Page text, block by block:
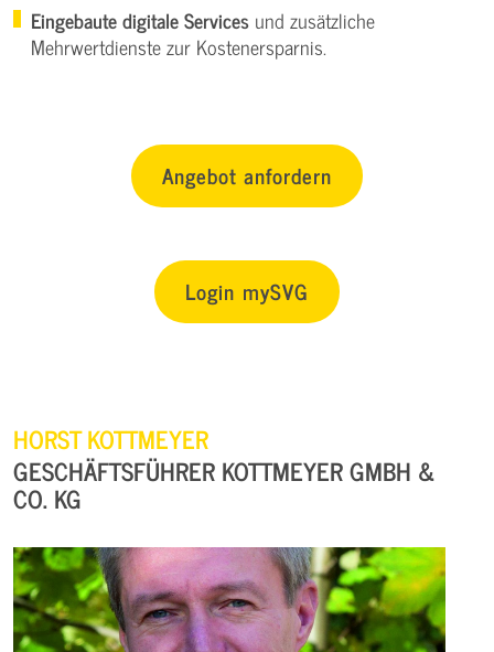
Eingebaute digitale Services und zusätzliche
Mehrwertdienste zur Kostenersparnis.
Angebot anfordern
Login mySVG
HORST KOTTMEYER
GESCHÄFTSFÜHRER KOTTMEYER GMBH &
CO. KG